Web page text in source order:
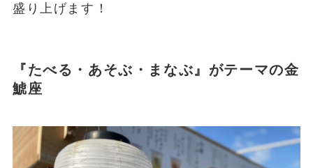
盛り上げます！
『たべる・あそぶ・まなぶ』がテーマの金
鯱座